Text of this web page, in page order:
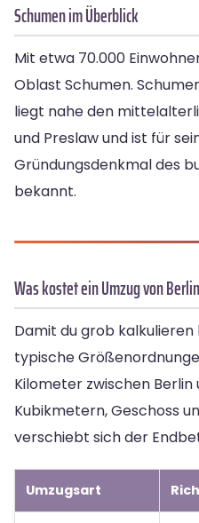
Schumen im Überblick
Mit etwa 70.000
Oblast Schumen.
liegt nahe den
und Preslaw und ist für
Gründungsdenkmal des
bekannt.
Was kostet ein Umzug von
Damit du grob
typische
Kilometer zwischen
Kubikmetern, Geschoss
verschiebt sich der
Umzugsart